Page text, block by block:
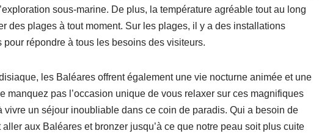
sous-marine. De plus, la température agréable tout au long
des plages à tout moment. Sur les plages, il y a des installations
répondre à tous les besoins des visiteurs.
les Baléares offrent également une vie nocturne animée et une
manquez pas l’occasion unique de vous relaxer sur ces magnifiques
vivre un séjour inoubliable dans ce coin de paradis. Qui a besoin de
aux Baléares et bronzer jusqu’à ce que notre peau soit plus cuite